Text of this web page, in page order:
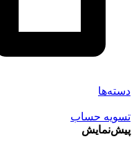
دسته‌ها
تسویه حساب
پیش‌نمایش